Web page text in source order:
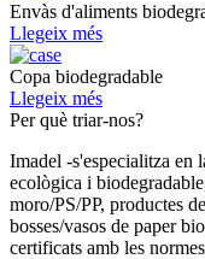
Envàs d'aliments
Llegeix més
Copa biodegradable
Llegeix més
Per què triar-nos?
Imadel -s'especialitza en
ecològica i
moro/PS/PP, productes
bosses/vasos de paper
certificats amb les